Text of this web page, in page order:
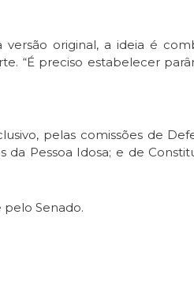
original, a ideia é
“É preciso estabelecer
, pelas comissões de
da Pessoa Idosa; e de
pelo Senado.